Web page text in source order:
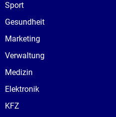
Sport
Gesundheit
Marketing
Verwaltung
Medizin
Elektronik
KFZ